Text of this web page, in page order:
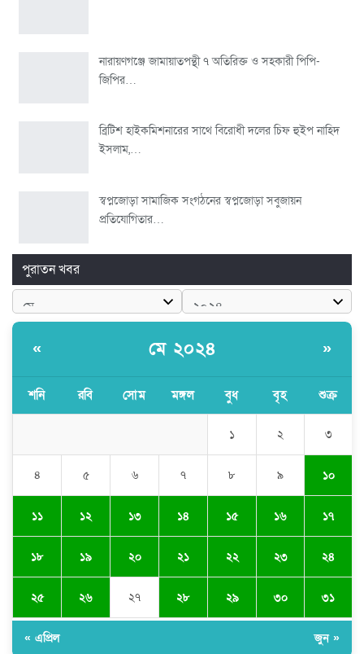
নারায়ণগঞ্জে জামায়াতপন্থী ৭ অতিরিক্ত ও সহকারী পিপি-
জিপির…
ব্রিটিশ হাইকমিশনারের সাথে বিরোধী দলের চিফ হুইপ নাহিদ
ইসলাম,…
স্বপ্নজোড়া সামাজিক সংগঠনের স্বপ্নজোড়া সবুজায়ন
প্রতিযোগিতার…
পুরাতন খবর
« মে ২০২৪ »
শনি রবি সোম মঙ্গল বুধ বৃহ শুক্র
১ ২ ৩
৪ ৫ ৬ ৭ ৮ ৯ ১০
১১ ১২ ১৩ ১৪ ১৫ ১৬ ১৭
১৮ ১৯ ২০ ২১ ২২ ২৩ ২৪
২৫ ২৬ ২৭ ২৮ ২৯ ৩০ ৩১
« এপ্রিল জুন »